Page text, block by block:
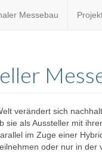
Messebau
verändert sich
sie als Aussteller mit
im Zuge einer
oder nur in